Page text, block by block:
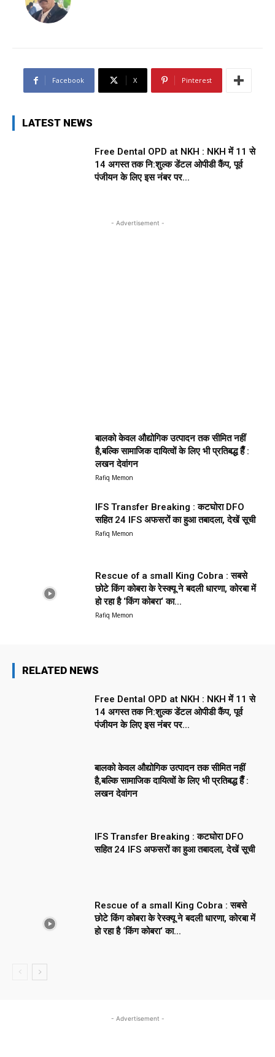
Facebook X Pinterest
LATEST NEWS
Free Dental OPD at NKH : NKH में 11 से
14 अगस्त तक नि:शुल्क डेंटल ओपीडी कैंप, पूर्व
पंजीयन के लिए इस नंबर पर...
- Advertisement -
बालको केवल औद्योगिक उत्पादन तक सीमित नहीं
है,बल्कि सामाजिक दायित्वों के लिए भी प्रतिबद्ध हैँ :
लखन देवांगन
Rafiq Memon
IFS Transfer Breaking : कटघोरा DFO
सहित 24 IFS अफसरों का हुआ तबादला, देखें सूची
Rafiq Memon
Rescue of a small King Cobra : सबसे
छोटे किंग कोबरा के रेस्क्यू ने बदली धारणा, कोरबा में
हो रहा है ‘किंग कोबरा‘ का...
Rafiq Memon
RELATED NEWS
Free Dental OPD at NKH : NKH में 11 से
14 अगस्त तक नि:शुल्क डेंटल ओपीडी कैंप, पूर्व
पंजीयन के लिए इस नंबर पर...
बालको केवल औद्योगिक उत्पादन तक सीमित नहीं
है,बल्कि सामाजिक दायित्वों के लिए भी प्रतिबद्ध हैँ :
लखन देवांगन
IFS Transfer Breaking : कटघोरा DFO
सहित 24 IFS अफसरों का हुआ तबादला, देखें सूची
Rescue of a small King Cobra : सबसे
छोटे किंग कोबरा के रेस्क्यू ने बदली धारणा, कोरबा में
हो रहा है ‘किंग कोबरा‘ का...
- Advertisement -